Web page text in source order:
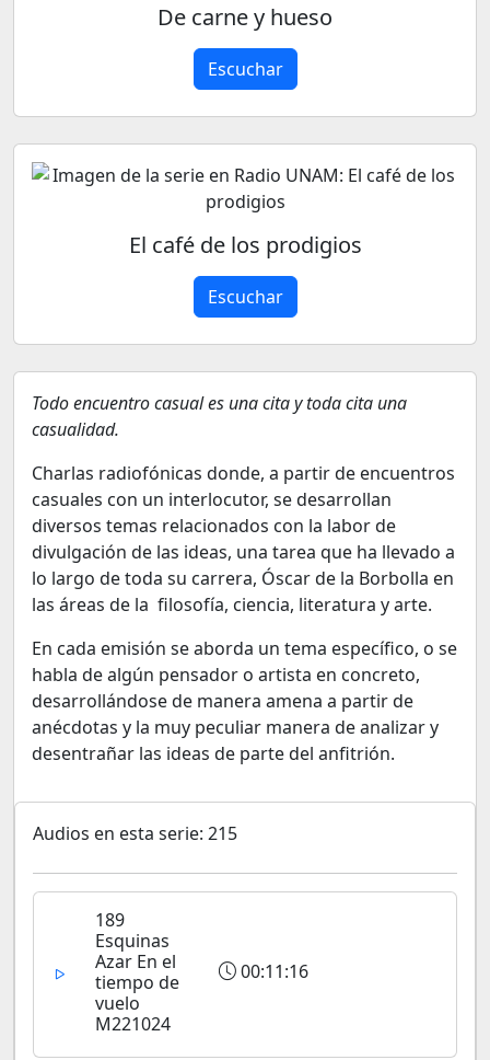
De carne y hueso
Escuchar
El café de los prodigios
Escuchar
Todo encuentro casual es una cita y toda cita una
casualidad.
Charlas radiofónicas donde, a partir de encuentros
casuales con un interlocutor, se desarrollan
diversos temas relacionados con la labor de
divulgación de las ideas, una tarea que ha llevado a
lo largo de toda su carrera, Óscar de la Borbolla en
las áreas de la filosofía, ciencia, literatura y arte.
En cada emisión se aborda un tema específico, o se
habla de algún pensador o artista en concreto,
desarrollándose de manera amena a partir de
anécdotas y la muy peculiar manera de analizar y
desentrañar las ideas de parte del anfitrión.
Audios en esta serie: 215
189
Esquinas
Azar En el
tiempo de
vuelo
M221024
00:11:16